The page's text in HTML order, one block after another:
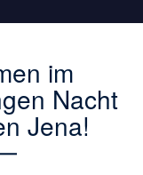
im
Nacht
Jena!